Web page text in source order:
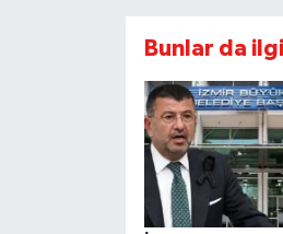
Bunlar da